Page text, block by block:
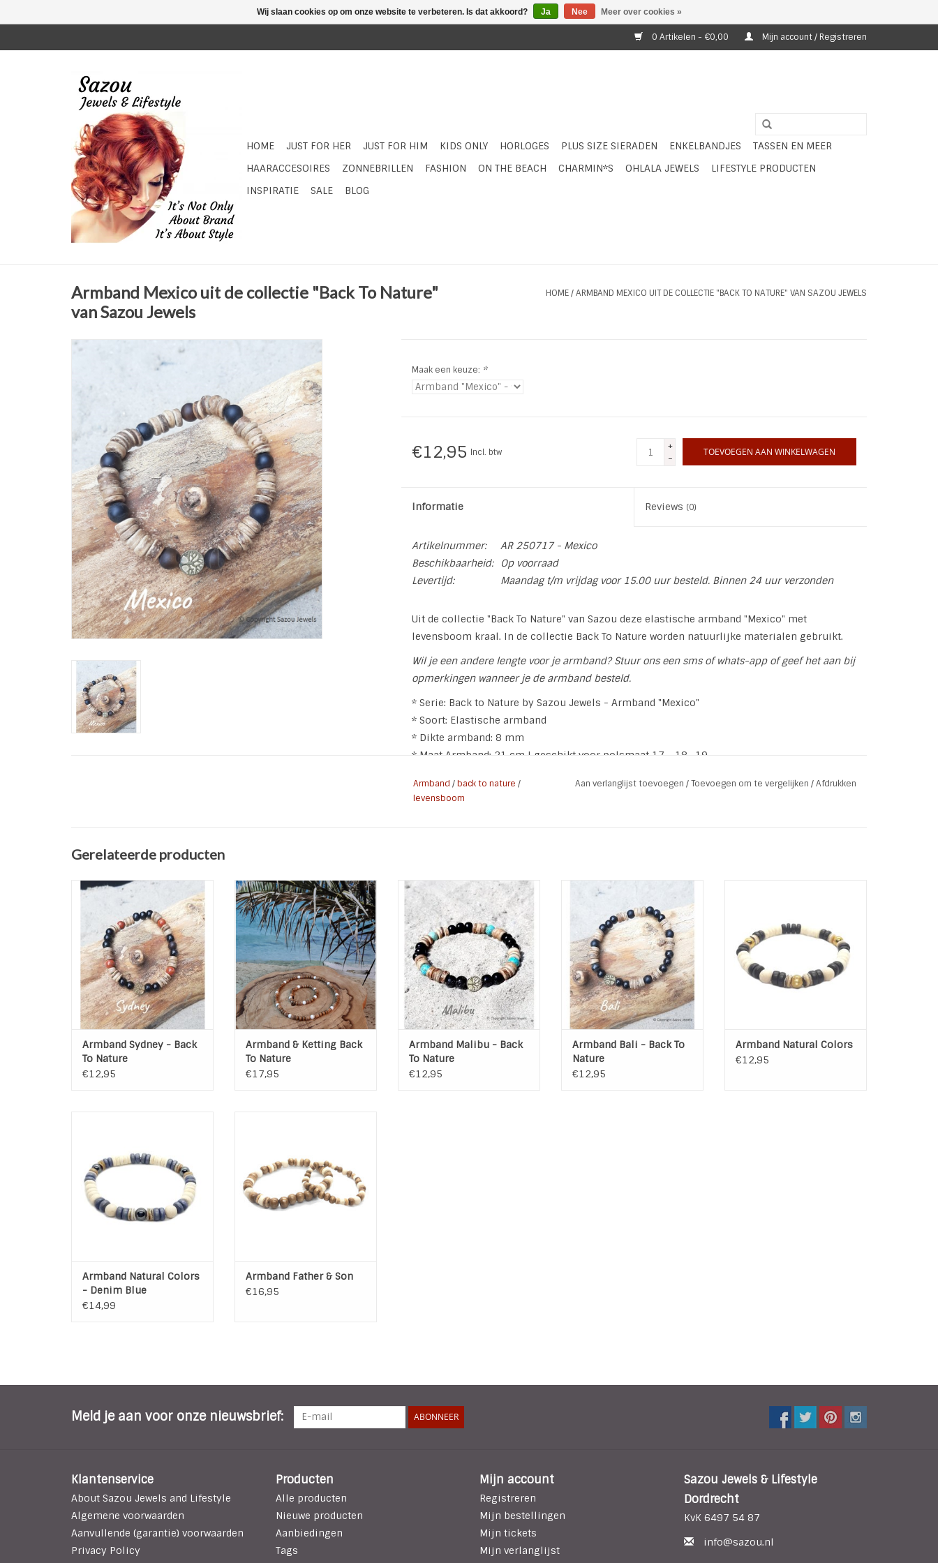
0 Artikelen - €0,00 Mijn account / Registreren
HOME JUST FOR HER JUST FOR HIM KIDS ONLY HORLOGES PLUS SIZE SIERADEN ENKELBANDJES
TASSEN EN MEER
HAARACCESOIRES
ZONNEBRILLEN FASHION ON THE BEACH CHARMIN*S OHLALA JEWELS
LIFESTYLE PRODUCTEN
INSPIRATIE
SALE BLOG
Armband Mexico uit de collectie "Back To Nature"
van Sazou Jewels
HOME/ARMBAND MEXICO UIT DE COLLECTIE "BACK TO NATURE" VAN SAZOU JEWELS
Maak een keuze: *
€12,95 Incl. btw
+
-
TOEVOEGEN AAN WINKELWAGEN
Informatie Reviews (0)
Artikelnummer:
AR 250717 - Mexico
Beschikbaarheid:
Op voorraad
Levertijd:
Maandag t/m vrijdag voor 15.00 uur besteld. Binnen 24 uur verzonden
Uit de collectie "Back To Nature" van Sazou deze elastische armband "Mexico" met
levensboom kraal. In de collectie Back To Nature worden natuurlijke materialen gebruikt.
Wil je een andere lengte voor je armband? Stuur ons een sms of whats-app of geef het aan bij
opmerkingen wanneer je de armband besteld.
* Serie: Back to Nature by Sazou Jewels - Armband "Mexico"
* Soort: Elastische armband
* Dikte armband: 8 mm
* Maat Armband: 21 cm | geschikt voor polsmaat 17 - 18 -19
Armband /back to nature /
levensboom
Aan verlanglijst toevoegen /Toevoegen om te vergelijken /Afdrukken
Gerelateerde producten
Armband "Sydney" is
vervaardigd van onyx, hout,
kokos en stainless steel. De
armband komt uit de collectie
"Back To Nature" van Sazou
Jewels.
TOEVOEGEN AAN WINKELWAGEN
Armband Sydney - Back
To Nature
€12,95
Just For Him uit de serie "Back
To Nature" Armband en Ketting
TOEVOEGEN AAN WINKELWAGEN
Armband & Ketting Back
To Nature
€17,95
Armband "Malibu" uit de
collectie "Back To Nature". Voor
de armbanden zijn natuurlijke
materialen gebruikt.
TOEVOEGEN AAN WINKELWAGEN
Armband Malibu - Back
To Nature
€12,95
Armband Bali uit de collectie
"Back To Nature" van Sazou
Jewels gemaakt van onyx,
hout, stainless steel en kokos.
De armbanden zijn elastisch
voor een perfecte pasvorm.
TOEVOEGEN AAN WINKELWAGEN
Armband Bali - Back To
Nature
€12,95
Van natuurlijke materialen
kokos, schelp, hematiet en
TOEVOEGEN AAN WINKELWAGEN
Armband Natural Colors
€12,95
Vervaardigd met natuurlijke
materialen zoals kokos, schelp,
hematiet en fossil kralen.
TOEVOEGEN AAN WINKELWAGEN
Armband Natural Colors
- Denim Blue
€14,99
Natuurlijke materialen Wood,
Kokos, Fossil kralen
TOEVOEGEN AAN WINKELWAGEN
Armband Father & Son
€16,95
Meld je aan voor onze nieuwsbrief: ABONNEER
Klantenservice
About Sazou Jewels and Lifestyle
Algemene voorwaarden
Aanvullende (garantie) voorwaarden
Privacy Policy
Producten
Alle producten
Nieuwe producten
Aanbiedingen
Tags
Mijn account
Registreren
Mijn bestellingen
Mijn tickets
Mijn verlanglijst
Sazou Jewels & Lifestyle
Dordrecht
KvK 6497 54 87
info@sazou.nl
Wij slaan cookies op om onze website te verbeteren. Is dat akkoord? Ja Nee Meer over cookies »